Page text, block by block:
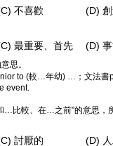
不喜歡 (D)
最重要、首先 (D)
思。
to (較…年幼) …；文法書
event.
…比較、在…之前”的意思，
討厭的 (D)